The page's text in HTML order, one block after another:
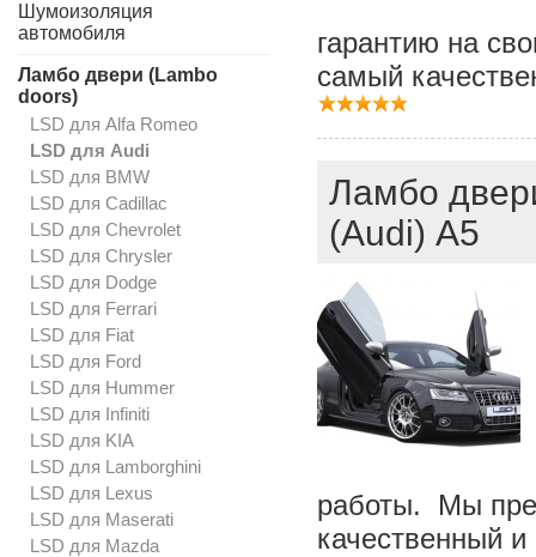
Шумоизоляция
автомобиля
Ламбо двери (Lambo
doors)
LSD для Alfa Romeo
LSD для Audi
LSD для BMW
LSD для Cadillac
LSD для Chevrolet
LSD для Chrysler
LSD для Dodge
LSD для Ferrari
LSD для Fiat
LSD для Ford
LSD для Hummer
LSD для Infiniti
LSD для KIA
LSD для Lamborghini
LSD для Lexus
LSD для Maserati
LSD для Mazda
гарантию на
самый
Ламбо
(Audi) А5
работы. Мы
качественный